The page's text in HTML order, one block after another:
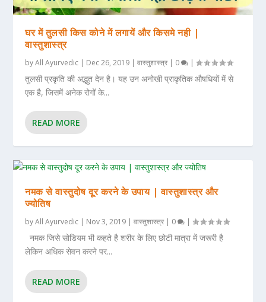
घर में तुलसी किस कोने में लगायें और किसमे नही |
वास्तुशास्त्र
byAll Ayurvedic Dec 26, 2019 |वास्तुशास्त्र 0 |
तुलसी प्रकृति की अद्भुत देन है। यह उन अनोखी प्राकृतिक औषधियों में से
एक है, जिसमें अनेक रोगों के...
READ MORE
नमक से वास्तुदोष दूर करने के उपाय | वास्तुशास्त्र और
ज्योतिष
byAll Ayurvedic Nov 3, 2019 |वास्तुशास्त्र 0 |
नमक जिसे सोडियम भी कहते है शरीर के लिए छोटी मात्रा में जरूरी है
लेकिन अधिक सेवन करने पर...
READ MORE